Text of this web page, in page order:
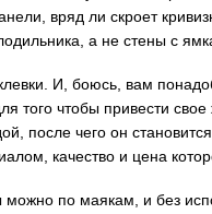
вряд ли скроет
а не стены с
И, боюсь, вам
того чтобы привести
после чего он
качество и цена
можно по маякам, и без